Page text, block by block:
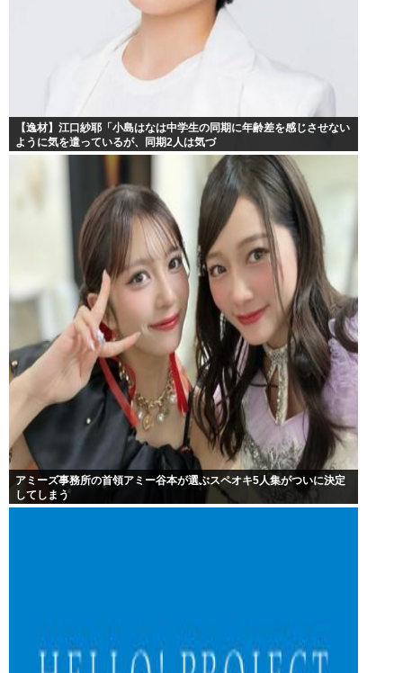
【逸材】江口紗耶「小島はなは中学生の同期に年齢差を感じさせない
ように気を遣っているが、同期2人は気づ
アミーズ事務所の首領アミー谷本が選ぶスペオキ5人集がついに決定
してしまう